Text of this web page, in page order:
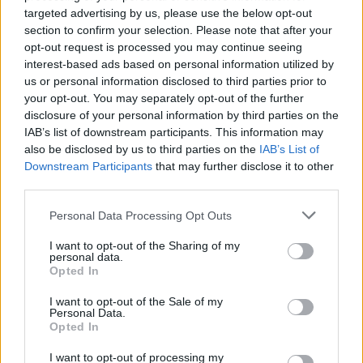
targeted advertising by us, please use the below opt-out
section to confirm your selection. Please note that after your
opt-out request is processed you may continue seeing
interest-based ads based on personal information utilized by
us or personal information disclosed to third parties prior to
your opt-out. You may separately opt-out of the further
disclosure of your personal information by third parties on the
IAB’s list of downstream participants. This information may
also be disclosed by us to third parties on the IAB’s List of
Downstream Participants that may further disclose it to other
Personal Data Processing Opt Outs
I want to opt-out of the Sharing of my
personal data.
Opted In
I want to opt-out of the Sale of my
Personal Data.
Opted In
I want to opt-out of processing my
00:00:57
Sinoptikai atsakė, kokiais orais užbaigsime darbo
savaitę: karščiai atsitrauks
Žinios | Orai
Visi įrašai
Žiūrimiausi įrašai
00:00:30
Vaizdai iš tragiškos avarijos Vilniaus r.: dviejų moterų ir
vaiko gyvybių išgelbėti nepavyko
Žinios | Lietuvos diena
Savaitės vidurys nusimato karštas: temperatūra kils iki